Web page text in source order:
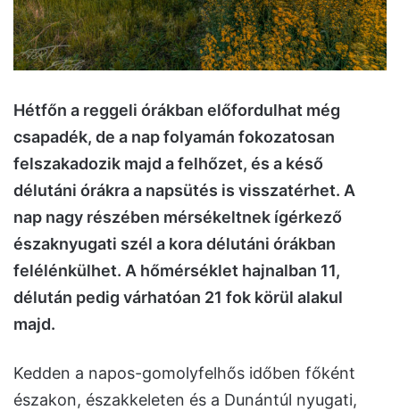
Hétfőn a reggeli órákban előfordulhat még
csapadék, de a nap folyamán fokozatosan
felszakadozik majd a felhőzet, és a késő
délutáni órákra a napsütés is visszatérhet. A
nap nagy részében mérsékeltnek ígérkező
északnyugati szél a kora délutáni órákban
felélénkülhet. A hőmérséklet hajnalban 11,
délután pedig várhatóan 21 fok körül alakul
majd.
Kedden a napos-gomolyfelhős időben főként
északon, északkeleten és a Dunántúl nyugati,